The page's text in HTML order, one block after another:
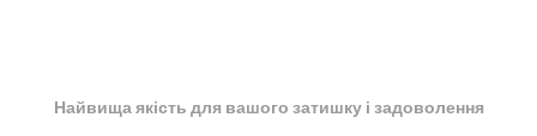
Найвища якість для вашого затишку і задоволення